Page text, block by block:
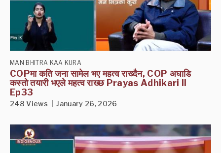
MAN BHITRA KAA KURA
COPमा कति जना सामेल भए महत्व राख्दैन, COP अघाडि
कस्तो तयारी भएले महत्व राख्छ Prayas Adhikari II
Ep33
248 Views | January 26, 2026